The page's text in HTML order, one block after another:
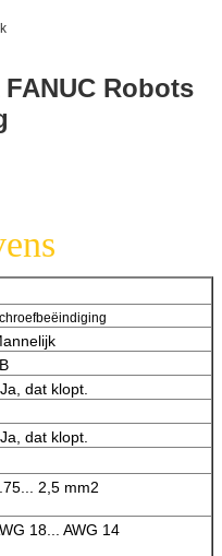
Robots
dat klopt.
dat klopt.
2,5 mm2
18... AWG 14